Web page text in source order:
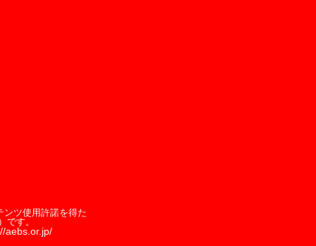
ンツ使用許諾を得た
す。
aebs.or.jp/